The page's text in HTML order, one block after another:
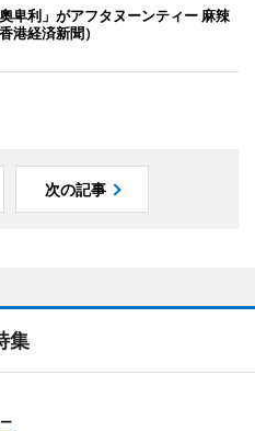
卑利」がアフタヌーンティー 麻辣
港経済新聞）
次の記事
集